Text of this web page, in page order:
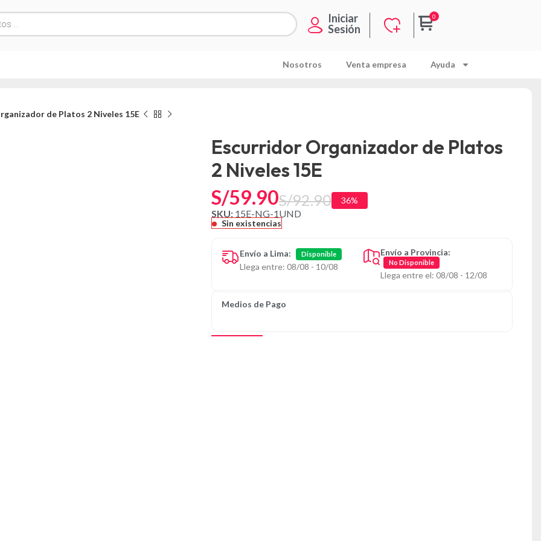
Iniciar
Sesión
Nosotros Venta empresa Ayuda
de Platos 2 Niveles 15E
Escurridor Organizador de Platos
2 Niveles 15E
S/92.90
S/59.90 36%
SKU: 15E-NG-1UND
Sin existencias
Envío a Lima: Disponible
Llega entre: 08/08 - 10/08
Envío a Provincia:
No Disponible
Llega entre el: 08/08 - 12/08
Medios de Pago